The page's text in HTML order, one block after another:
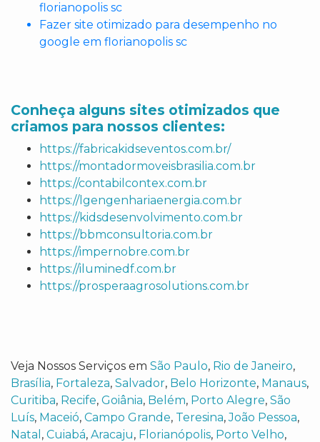
florianopolis sc
Fazer site otimizado para desempenho no
google em florianopolis sc
Conheça alguns sites otimizados que
criamos para nossos clientes:
https://fabricakidseventos.com.br/
https://montadormoveisbrasilia.com.br
https://contabilcontex.com.br
https://lgengenhariaenergia.com.br
https://kidsdesenvolvimento.com.br
https://bbmconsultoria.com.br
https://impernobre.com.br
https://iluminedf.com.br
https://prosperaagrosolutions.com.br
Veja Nossos Serviços em São Paulo, Rio de Janeiro,
Brasília, Fortaleza, Salvador, Belo Horizonte, Manaus,
Curitiba, Recife, Goiânia, Belém, Porto Alegre, São
Luís, Maceió, Campo Grande, Teresina,João Pessoa,
Natal , Cuiabá, Aracaju, Florianópolis, Porto Velho,